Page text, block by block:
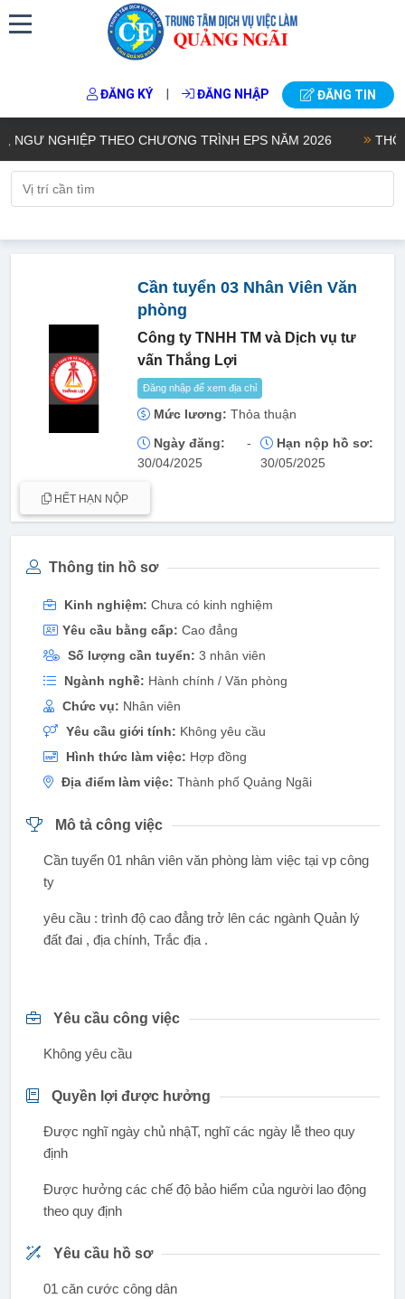
ĐĂNG KÝ | ĐĂNG NHẬP ĐĂNG TIN
NGHIỆP THEO CHƯƠNG TRÌNH EPS NĂM 2026
Cần tuyển 03 Nhân Viên Văn
phòng
Công ty TNHH TM và Dịch vụ tư
vấn Thắng Lợi
Đăng nhập để xem địa chỉ
Mức lương: Thỏa thuận
Ngày đăng:
30/04/2025
-
Hạn nộp hồ sơ:
30/05/2025
HẾT HẠN NỘP
Thông tin hồ sơ
Kinh nghiệm: Chưa có kinh nghiệm
Yêu cầu bằng cấp: Cao đẳng
Số lượng cần tuyển: 3 nhân viên
Ngành nghề: Hành chính / Văn phòng
Chức vụ: Nhân viên
Yêu cầu giới tính: Không yêu cầu
Hình thức làm việc: Hợp đồng
Địa điểm làm việc: Thành phố Quảng Ngãi
Mô tả công việc
Cần tuyển 01 nhân viên văn phòng làm việc tại vp công
ty
yêu cầu : trình độ cao đẳng trở lên các ngành Quản lý
đất đai , địa chính, Trắc địa .
Yêu cầu công việc
Không yêu cầu
Quyền lợi được hưởng
Được nghĩ ngày chủ nhậT, nghĩ các ngày lễ theo quy
định
Được hưởng các chế độ bảo hiểm của người lao động
theo quy định
Yêu cầu hồ sơ
01 căn cước công dân